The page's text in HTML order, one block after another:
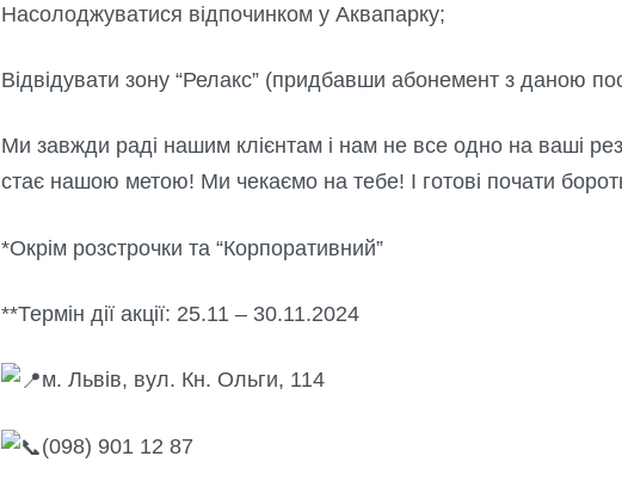
Насолоджуватися відпочинком у Аквапарку;
Відвідувати зону “Релакс” (придбавши абонемент з даною
Ми завжди раді нашим клієнтам і нам не все одно на ваші
стає нашою метою! Ми чекаємо на тебе! І готові почати
*Окрім розстрочки та “Корпоративний”
**Термін дії акції: 25.11 – 30.11.2024
м. Львів, вул. Кн. Ольги, 114
(098) 901 12 87